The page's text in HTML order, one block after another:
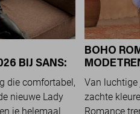
BIJ SANS:
die comfortabel,
nieuwe Lady
je helemaal
BOHO
OVERAL
Van luchtige
zachte
Romance